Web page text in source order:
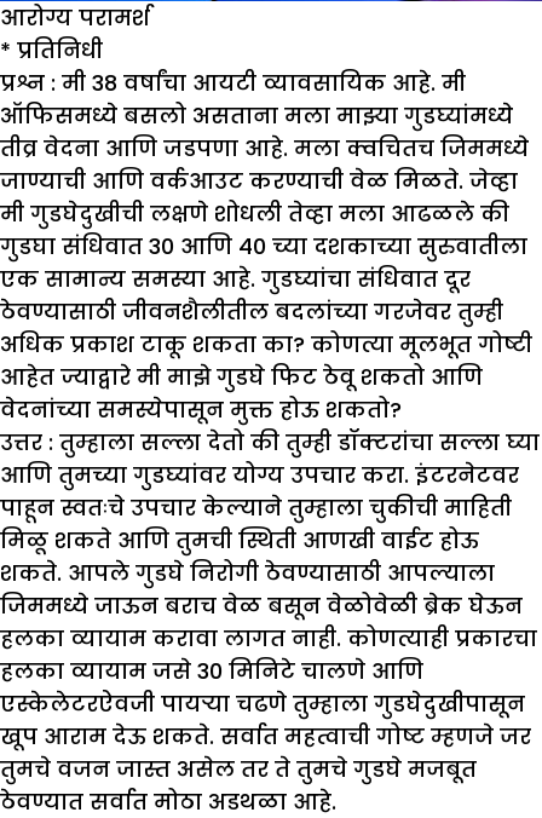
आरोग्य परामर्श
* प्रतिनिधी
प्रश्न : मी 38 वर्षांचा आयटी व्यावसायिक आहे. मी
ऑफिसमध्ये बसलो असताना मला माझ्या गुडघ्यांमध्ये
तीव्र वेदना आणि जडपणा आहे. मला क्वचितच जिममध्ये
जाण्याची आणि वर्कआउट करण्याची वेळ मिळते. जेव्हा
मी गुडघेदुखीची लक्षणे शोधली तेव्हा मला आढळले की
गुडघा संधिवात 30 आणि 40 च्या दशकाच्या सुरुवातीला
एक सामान्य समस्या आहे. गुडघ्यांचा संधिवात दूर
ठेवण्यासाठी जीवनशैलीतील बदलांच्या गरजेवर तुम्ही
अधिक प्रकाश टाकू शकता का? कोणत्या मूलभूत गोष्टी
आहेत ज्याद्वारे मी माझे गुडघे फिट ठेवू शकतो आणि
वेदनांच्या समस्येपासून मुक्त होऊ शकतो?
उत्तर : तुम्हाला सल्ला देतो की तुम्ही डॉक्टरांचा सल्ला घ्या
आणि तुमच्या गुडघ्यांवर योग्य उपचार करा. इंटरनेटवर
पाहून स्वतःचे उपचार केल्याने तुम्हाला चुकीची माहिती
मिळू शकते आणि तुमची स्थिती आणखी वाईट होऊ
शकते. आपले गुडघे निरोगी ठेवण्यासाठी आपल्याला
जिममध्ये जाऊन बराच वेळ बसून वेळोवेळी ब्रेक घेऊन
हलका व्यायाम करावा लागत नाही. कोणत्याही प्रकारचा
हलका व्यायाम जसे 30 मिनिटे चालणे आणि
एस्केलेटरऐवजी पायऱ्या चढणे तुम्हाला गुडघेदुखीपासून
खूप आराम देऊ शकते. सर्वात महत्वाची गोष्ट म्हणजे जर
तुमचे वजन जास्त असेल तर ते तुमचे गुडघे मजबूत
ठेवण्यात सर्वात मोठा अडथळा आहे.